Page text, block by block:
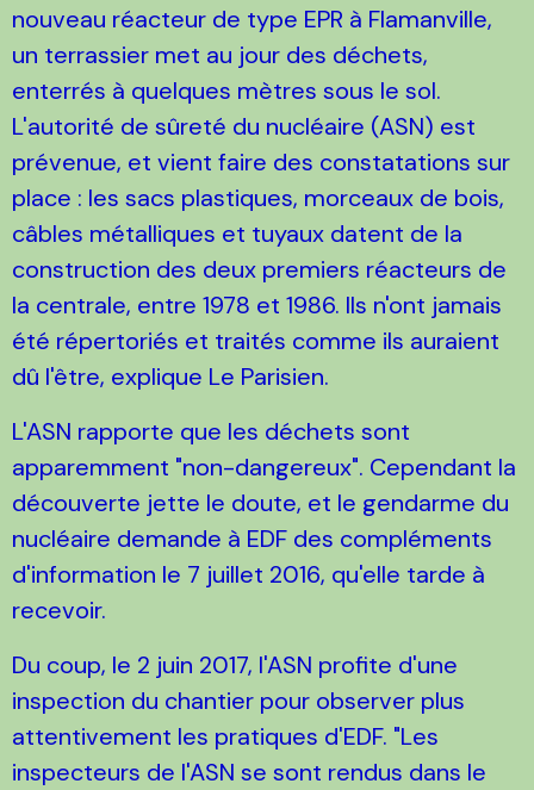
nouveau réacteur de type EPR à Flamanville,
un terrassier met au jour des déchets,
enterrés à quelques mètres sous le sol.
L'autorité de sûreté du nucléaire (ASN) est
prévenue, et vient faire des constatations sur
place : les sacs plastiques, morceaux de bois,
câbles métalliques et tuyaux datent de la
construction des deux premiers réacteurs de
la centrale, entre 1978 et 1986. Ils n'ont jamais
été répertoriés et traités comme ils auraient
dû l'être, explique Le Parisien.
L'ASN rapporte que les déchets sont
apparemment "non-dangereux". Cependant la
découverte jette le doute, et le gendarme du
nucléaire demande à EDF des compléments
d'information le 7 juillet 2016, qu'elle tarde à
recevoir.
Du coup, le 2 juin 2017, l'ASN profite d'une
inspection du chantier pour observer plus
attentivement les pratiques d'EDF. "Les
inspecteurs de l'ASN se sont rendus dans le